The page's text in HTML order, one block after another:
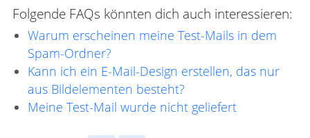
Folgende FAQs könnten dich auch interessieren:
Warum erscheinen meine Test-Mails in dem
Spam-Ordner?
Kann ich ein E-Mail-Design erstellen, das nur
aus Bildelementen besteht?
Meine Test-Mail wurde nicht geliefert